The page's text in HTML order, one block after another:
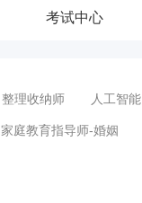
考试中心
整理收纳师 人工智能
家庭教育指导师-婚姻